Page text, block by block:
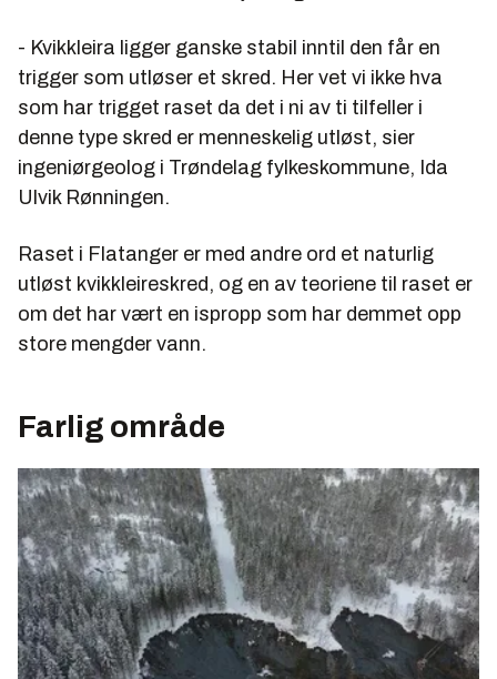
- Kvikkleira ligger ganske stabil inntil den får en
trigger som utløser et skred. Her vet vi ikke hva
som har trigget raset da det i ni av ti tilfeller i
denne type skred er menneskelig utløst, sier
ingeniørgeolog i Trøndelag fylkeskommune, Ida
Ulvik Rønningen.
Raset i Flatanger er med andre ord et naturlig
utløst kvikkleireskred, og en av teoriene til raset er
om det har vært en ispropp som har demmet opp
store mengder vann.
Farlig område